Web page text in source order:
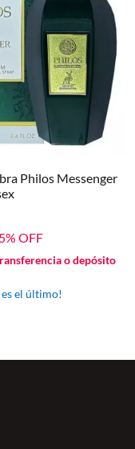
Philos Messenger
% OFF
o depósito
es el último!